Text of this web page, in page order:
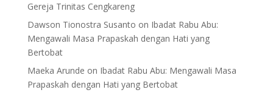
Gereja Trinitas Cengkareng
Dawson Tionostra Susanto on Ibadat Rabu Abu:
Mengawali Masa Prapaskah dengan Hati yang
Bertobat
Maeka Arunde on Ibadat Rabu Abu: Mengawali Masa
Prapaskah dengan Hati yang Bertobat